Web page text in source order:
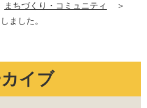
まちづくり・コミュニティ
＞
ました。
イブ